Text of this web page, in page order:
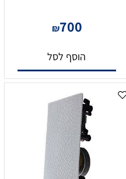
₪700
הוסף לסל